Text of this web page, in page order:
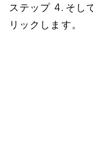
ステップ 4. そし
リックします。